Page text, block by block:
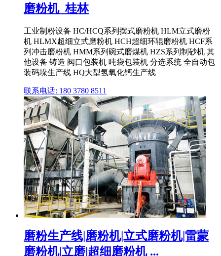
磨粉机_桂林
工业制粉设备 HC/HCQ系列摆式磨粉机 HLM立式磨粉
机 HLMX超细立式磨粉机 HCH超细环辊磨粉机 HCF系
列冲击磨粉机 HMM系列碗式磨煤机 HZS系列制砂机 其
他设备 铸造 阀口包装机 吨袋包装机 分选系统 全自动包
装码垛生产线 HQ大型氢氧化钙生产线
联系电话: 180 3780 8511
磨粉生产线|磨粉机|立式磨粉机|雷蒙
磨粉机|立磨|超细磨粉机 ...